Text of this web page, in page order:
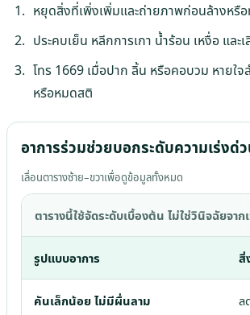
หยุดสิ่งที่เพิ่งเพิ่มและถ่ายภาพก่อนล้างหรือ
ประคบเย็น หลีกการเกา น้ำร้อน เหงื่อ และ
โทร 1669 เมื่อปาก ลิ้น หรือคอบวม หายใ
หรือหมดสติ
อาการร่วมช่วยบอกระดับความเร่งด่ว
เลื่อนตารางซ้าย–ขวาเพื่อดูข้อมูลทั้งหมด
ตารางนี้ใช้จัดระดับเบื้องต้น ไม่ใช่วินิจฉัยจาก
รูปแบบอาการ สิ่
คันเล็กน้อย ไม่มีผื่นลาม ล